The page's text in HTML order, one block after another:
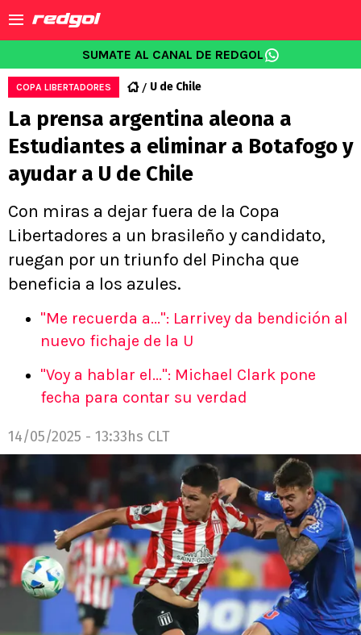
SUMATE AL CANAL DE REDGOL
COPA LIBERTADORES U de Chile
La prensa argentina aleona a
Estudiantes a eliminar a Botafogo y
ayudar a U de Chile
Con miras a dejar fuera de la Copa
Libertadores a un brasileño y candidato,
ruegan por un triunfo del Pincha que
beneficia a los azules.
"Me recuerda a...": Larrivey da bendición al
nuevo fichaje de la U
"Voy a hablar el...": Michael Clark pone
fecha para contar su verdad
14/05/2025 - 13:33hs CLT